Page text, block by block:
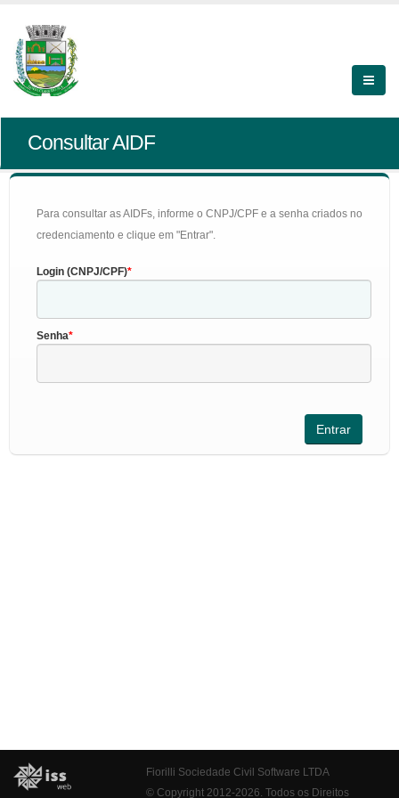
Consultar AIDF
Para consultar as AIDFs, informe o CNPJ/CPF e a senha criados no
credenciamento e clique em "Entrar".
Login (CNPJ/CPF)
Senha
Fiorilli Sociedade Civil Software LTDA
© Copyright 2012-2026. Todos os Direitos